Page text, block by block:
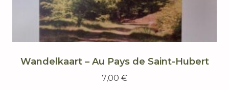
Wandelkaart – Au Pays de Saint-Hubert
7,00 €